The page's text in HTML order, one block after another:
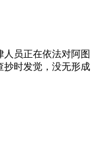
人员正在依法对阿图
抄时发觉，没无形成